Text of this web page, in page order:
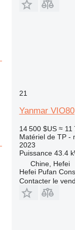
21
Yanmar VIO80
14 500 $US ≈ 11
Matériel de TP -
2023
Puissance 43.4
Chine, Hefei
Hefei Pufan
Contacter le